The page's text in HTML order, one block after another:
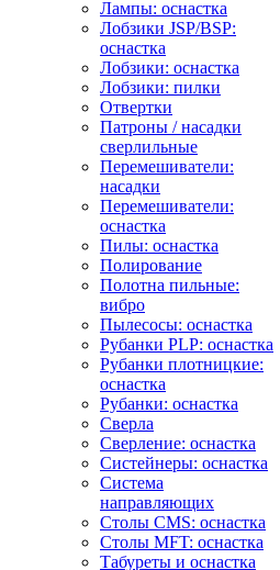
Лампы: оснастка
Лобзики JSP/BSP:
оснастка
Лобзики: оснастка
Лобзики: пилки
Отвертки
Патроны / насадки
сверлильные
Перемешиватели:
насадки
Перемешиватели:
оснастка
Пилы: оснастка
Полирование
Полотна пильные:
вибро
Пылесосы: оснастка
Рубанки PLP: оснастка
Рубанки плотницкие:
оснастка
Рубанки: оснастка
Сверла
Сверление: оснастка
Систейнеры: оснастка
Система
направляющих
Столы CMS: оснастка
Столы MFT: оснастка
Табуреты и оснастка